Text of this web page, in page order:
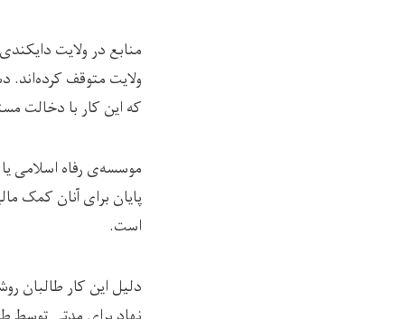
منابع در ولایت
ولایت متوقف کرده‌اند.
که این کار با دخالت
موسسه‌ی رفاه اسلامی
پایان برای آنان کمک
است.
دلیل این کار طالبان